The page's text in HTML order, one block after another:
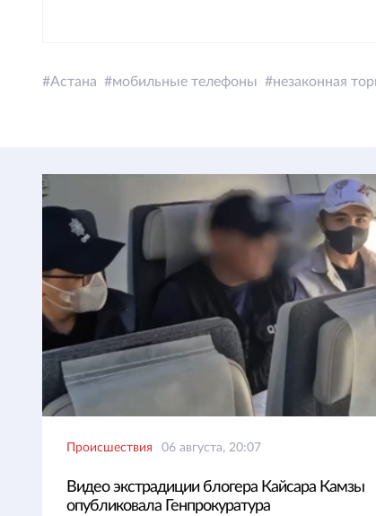
Астана мобильные телефоны незаконная
Происшествия 06 августа, 20:07
Видео экстрадиции блогера Кайсара Камзы
опубликовала Генпрокуратура